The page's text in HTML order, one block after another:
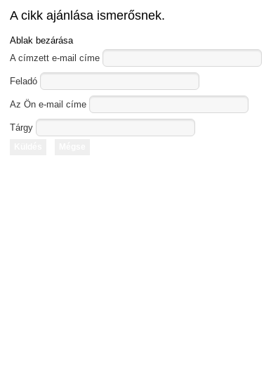
A cikk ajánlása ismerősnek.
Ablak bezárása
A címzett e-mail címe
Feladó
Az Ön e-mail címe
Tárgy